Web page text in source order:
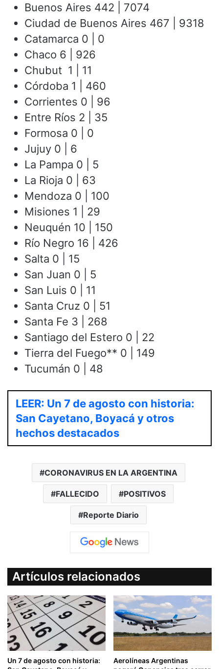
Buenos Aires 442 | 7074
Ciudad de Buenos Aires 467 | 9318
Catamarca 0 | 0
Chaco 6 | 926
Chubut 1 | 11
Córdoba 1 | 460
Corrientes 0 | 96
Entre Ríos 2 | 35
Formosa 0 | 0
Jujuy 0 | 6
La Pampa 0 | 5
La Rioja 0 | 63
Mendoza 0 | 100
Misiones 1 | 29
Neuquén 10 | 150
Río Negro 16 | 426
Salta 0 | 15
San Juan 0 | 5
San Luis 0 | 11
Santa Cruz 0 | 51
Santa Fe 3 | 268
Santiago del Estero 0 | 22
Tierra del Fuego** 0 | 149
Tucumán 0 | 48
LEER: Un 7 de agosto con historia:
San Cayetano, Boyacá y otros
hechos destacados
CORONAVIRUS EN LA ARGENTINA
FALLECIDO POSITIVOS
Reporte Diario
Artículos relacionados
Un 7 de agosto con historia:
Aerolíneas Argentinas